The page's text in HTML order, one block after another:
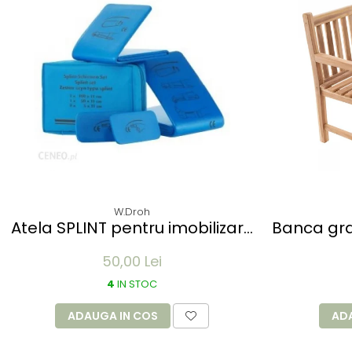
W.Droh
Atela SPLINT pentru imobilizare
impermeabila, radio-
transparenta - rola 50x11 cm
50,00 Lei
4 IN STOC
ADAUGA IN COS
Banca